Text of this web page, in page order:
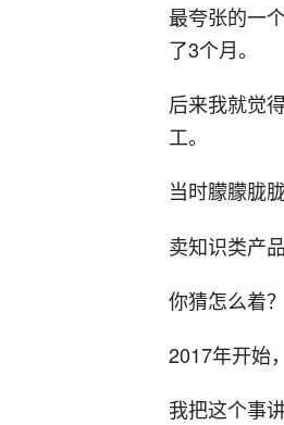
最夸张的一
了3个月。
后来我就觉
工。
当时朦朦胧
卖知识类产
你猜怎么着？
2017年开始
我把这个事